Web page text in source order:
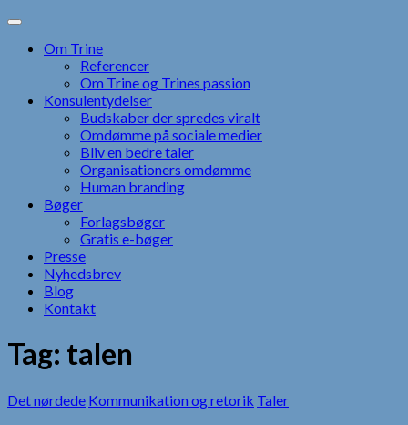
Skip
contentOm Trine
Referencer
Om Trine og Trines passion
Konsulentydelser
Budskaber der spredes viralt
Omdømme på sociale medier
Bliv en bedre taler
Organisationers omdømme
Human branding
Bøger
Forlagsbøger
Gratis e-bøger
Presse
Nyhedsbrev
Blog
Kontakt
Tag: talen
Det nørdede Kommunikation og retorik Taler